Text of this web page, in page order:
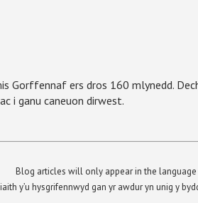
Gorffennaf ers dros 160 mlynedd.
i ganu caneuon dirwest.
Blog articles will only appear in the
y’u hysgrifennwyd gan yr awdur yn unig y